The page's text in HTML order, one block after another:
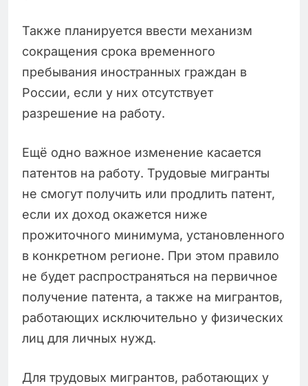
Также планируется ввести механизм
сокращения срока временного
пребывания иностранных граждан в
России, если у них отсутствует
разрешение на работу.
Ещё одно важное изменение касается
патентов на работу. Трудовые мигранты
не смогут получить или продлить патент,
если их доход окажется ниже
прожиточного минимума, установленного
в конкретном регионе. При этом правило
не будет распространяться на первичное
получение патента, а также на мигрантов,
работающих исключительно у физических
лиц для личных нужд.
Для трудовых мигрантов, работающих у